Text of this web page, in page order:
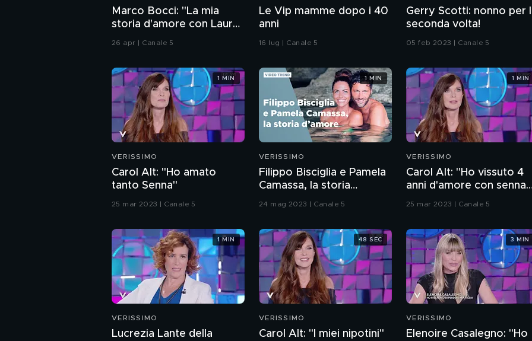
Marco Bocci: "La mia
storia d'amore con Laura
Chiatti"
26 apr | Canale 5
Le Vip mamme dopo i 40
anni
16 lug | Canale 5
Gerry Scotti: nonno per
seconda volta!
05 feb 2023 | Canale 5
VERISSIMO
Carol Alt: "Ho amato
tanto Senna"
25 mar 2023 | Canale 5
1 MIN
VERISSIMO
Filippo Bisciglia e Pamela
Camassa, la storia
24 mag 2023 | Canale 5
1 MIN
VERISSIMO
Carol Alt: "Ho vissuto 4
anni d'amore con senna
mentre ero sposata"
25 mar 2023 | Canale 5
1 MIN
VERISSIMO
Lucrezia Lante della
1 MIN
VERISSIMO
Carol Alt: "I miei nipotini"
48 SEC
VERISSIMO
Elenoire Casalegno: "Ho
3 MIN